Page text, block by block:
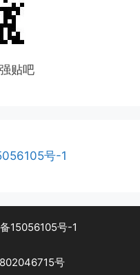
贴吧
号-1
15056105号-1
号